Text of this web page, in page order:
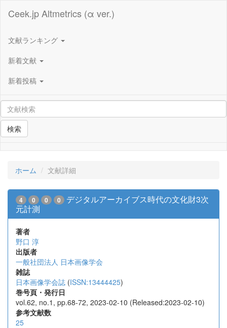
Ceek.jp Altmetrics (α ver.)
文献ランキング
新着文献
新着投稿
検索
ホーム 文献詳細
4 0 0 0
デジタルアーカイブス時代の文化財3次
元計測
著者
野口 淳
出版者
一般社団法人 日本画像学会
雑誌
日本画像学会誌 (ISSN:13444425)
巻号頁・発行日
vol.62, no.1, pp.68-72, 2023-02-10 (Released:2023-02-10)
参考文献数
25